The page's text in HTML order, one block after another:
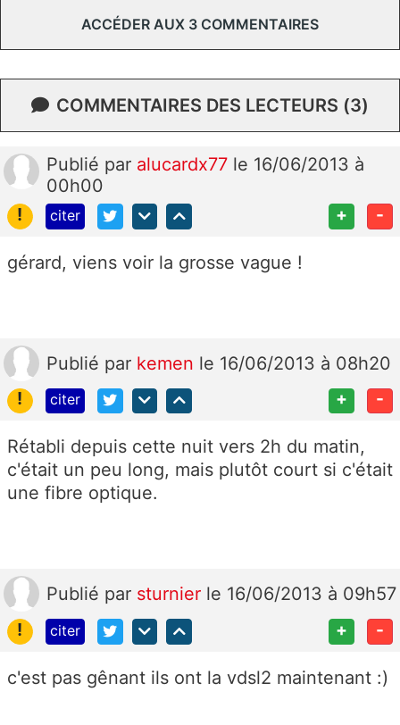
ACCÉDER AUX 3 COMMENTAIRES
COMMENTAIRES DES LECTEURS (3)
Publié par alucardx77 le 16/06/2013 à
00h00
!
citer + -
gérard, viens voir la grosse vague !
Publié par kemen le 16/06/2013 à 08h20
!
citer + -
Rétabli depuis cette nuit vers 2h du matin,
c'était un peu long, mais plutôt court si c'était
une fibre optique.
Publié par sturnier le 16/06/2013 à 09h57
!
citer + -
c'est pas gênant ils ont la vdsl2 maintenant :)